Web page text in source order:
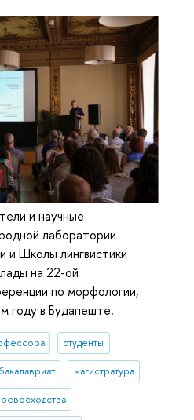
и научные
лаборатории
и Школы лингвистики
на 22-ой
по морфологии,
году в Будапеште.
студенты
бакалавриат магистратура